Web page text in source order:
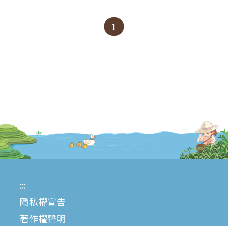
1
:::
隱私權宣告
著作權聲明